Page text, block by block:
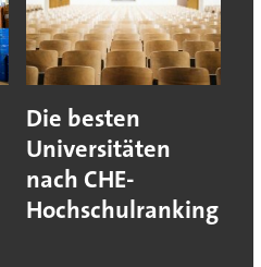
Die besten
Universitäten
nach CHE-
Hochschulranking